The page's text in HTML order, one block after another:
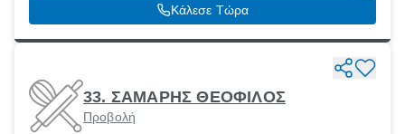
Κάλεσε Τώρα
33. ΣΑΜΑΡΗΣ ΘΕΟΦΙΛΟΣ
Προβολή